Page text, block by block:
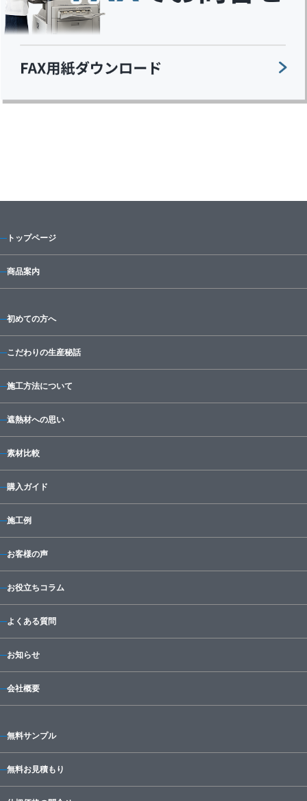
トップページ
商品案内
初めての方へ
こだわりの生産秘話
施工方法について
遮熱材への思い
素材比較
購入ガイド
施工例
お客様の声
お役立ちコラム
よくある質問
お知らせ
会社概要
無料サンプル
無料お見積もり